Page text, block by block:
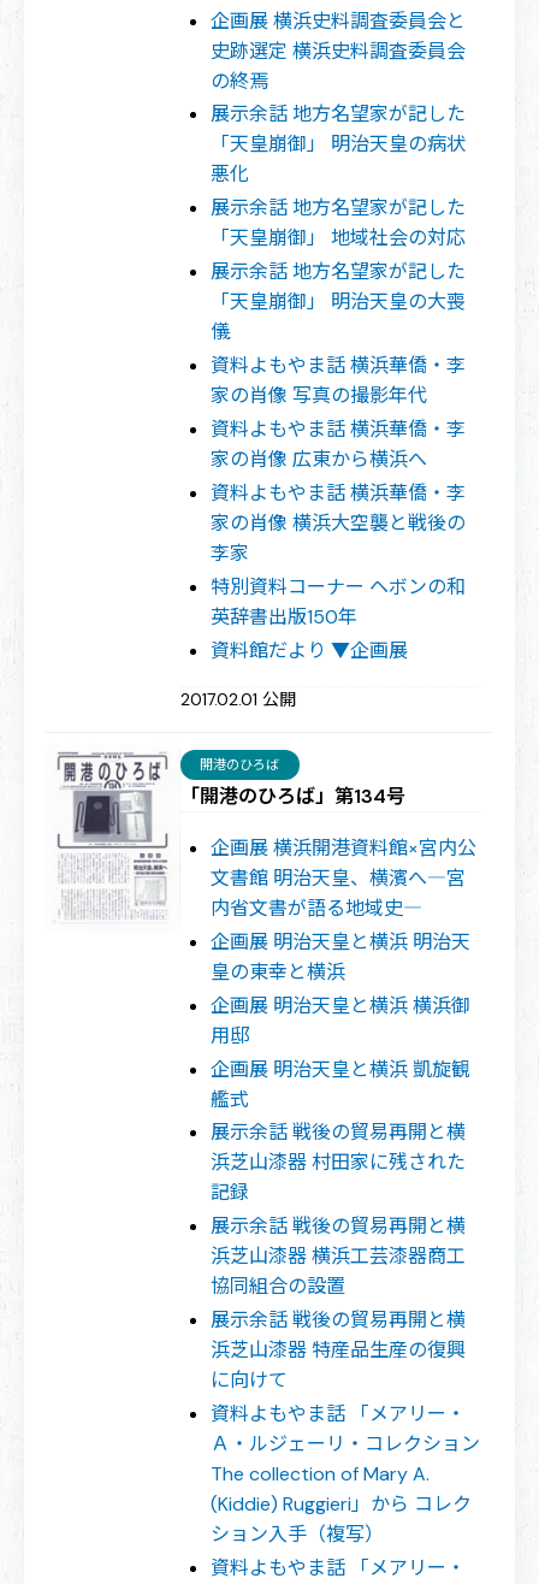
企画展 横浜史料調査委員会と
史跡選定 横浜史料調査委員会
の終焉
展示余話 地方名望家が記した
「天皇崩御」 明治天皇の病状
悪化
展示余話 地方名望家が記した
「天皇崩御」 地域社会の対応
展示余話 地方名望家が記した
「天皇崩御」 明治天皇の大喪
儀
資料よもやま話 横浜華僑・李
家の肖像 写真の撮影年代
資料よもやま話 横浜華僑・李
家の肖像 広東から横浜へ
資料よもやま話 横浜華僑・李
家の肖像 横浜大空襲と戦後の
李家
特別資料コーナー ヘボンの和
英辞書出版150年
資料館だより ▼企画展
2017.02.01 公開
「開港のひろば」第134号
開港のひろば
企画展 横浜開港資料館×宮内公
文書館 明治天皇、横濱へ―宮
内省文書が語る地域史―
企画展 明治天皇と横浜 明治天
皇の東幸と横浜
企画展 明治天皇と横浜 横浜御
用邸
企画展 明治天皇と横浜 凱旋観
艦式
展示余話 戦後の貿易再開と横
浜芝山漆器 村田家に残された
記録
展示余話 戦後の貿易再開と横
浜芝山漆器 横浜工芸漆器商工
協同組合の設置
展示余話 戦後の貿易再開と横
浜芝山漆器 特産品生産の復興
に向けて
資料よもやま話 「メアリー・
Ａ・ルジェーリ・コレクション
The collection of Mary A.
(Kiddie) Ruggieri」から コレク
ション入手（複写）
資料よもやま話 「メアリー・